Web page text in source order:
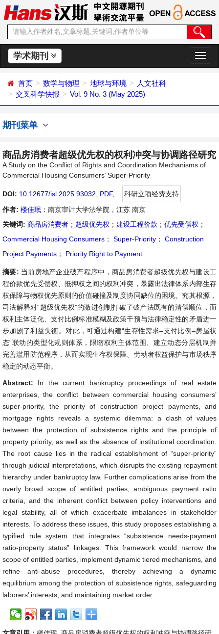
学术期刊
切
换
首页 数学与物理 地球与环境
人文社科
交叉科学快报
Vol. 9 No. 3 (May 2025)
期刊菜单
商品房消费者超级优先权的权利冲突与协调路径研究
A Study on the Conflict of Rights and Coordination Mechanisms of
Commercial Housing Consumers’ Super-Priority
DOI: 10.12677/isl.2025.93032 PDF,
科研立项经费支持
作者: 楼佳珉 ：南京审计大学法学院，江苏 南京
关键词: 商品房消费者 ； 超级优先权 ； 建设工程价款 ； 优先受偿权 ；
Commercial Housing Consumers ； Super-Priority ；
Construction
Project Payments ； Priority Right to Payment
摘要: 当前房地产企业破产程序中，商品房消费者超级优先权与建设工
程价款优先受偿权、抵押权之间的权利冲突，暴露出法律体系内部生存
权保障与物权优先原则的价值碰撞及制度协同缺位的困境。究其根源，
司法解释对“超级优先权”的激进创制打破了破产法既有的清偿顺位，而
权利主体泛化、支付比例标准模糊及政策干预与法律稳定性的矛盾进一
步加剧了利益失衡。对此，可通过构建“生存性需求–支付比例–房屋状
态”联动的类型化规则体系，限缩权利主体范围、建立动态分层机制并
完善滥用防范程序，从而实现生存权保障、劳动者权益保护与市场秩序
稳定的动态平衡。
Abstract: In the current bankruptcy proceedings of real estate
enterprises, the conflict between commercial housing consumers’
super-priority, the priority of construction project payments, and
mortgage rights reveals a systemic dilemma: a clash of values
between the protection of subsistence rights and the principle of
property priority, as well as the absence of institutional coordination.
The root cause lies in the radical establishment of “super-priority”
through judicial interpretations, which disrupts the existing repayment
hierarchy under bankruptcy law. Further complications arise from the
overly broad scope of entitled parties, ambiguous payment ratio
criteria, and the inherent conflict between policy interventions and
legal stability, all of which exacerbate imbalances in stakeholder
interests. To address these issues, this study proposes establishing a
typified rule system that integrates “subsistence needs-payment
ratio-property status” linkages. This framework would narrow the
scope of entitled parties, implement dynamic tiered mechanisms, and
refine anti-abuse procedures, thereby achieving a dynamic
equilibrium among the protection of subsistence rights, safeguarding
laborers’ interests, and maintaining market order.